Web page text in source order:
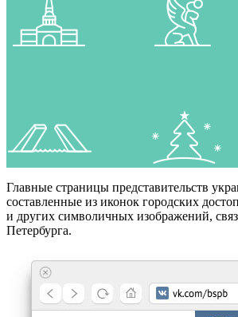
Главные страницы представительств
составленные из иконок городских
и других символичных изображений,
Петербурга.